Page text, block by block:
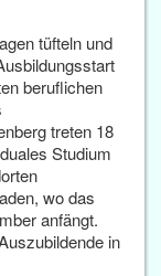
tüfteln und
beruflichen
treten 18
Studium
wo das
anfängt.
in